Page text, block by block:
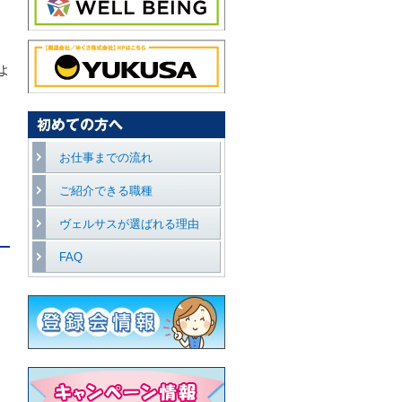
お仕事までの流れ
ご紹介できる職種
ヴェルサスが選ばれる理由
FAQ